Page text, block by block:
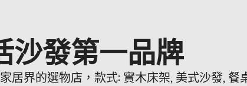
沙發第一品牌
界的選物店，款式: 實木床架, 美式沙發, 餐